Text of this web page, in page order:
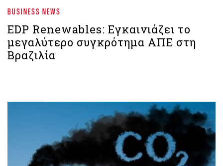
BUSINESS NEWS
EDP Renewables: Εγκαινιάζει το
μεγαλύτερο συγκρότημα ΑΠΕ στη
Βραζιλία